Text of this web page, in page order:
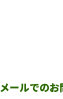
メールでの